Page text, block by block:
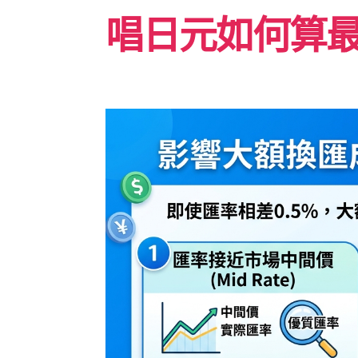
唱日元如何算